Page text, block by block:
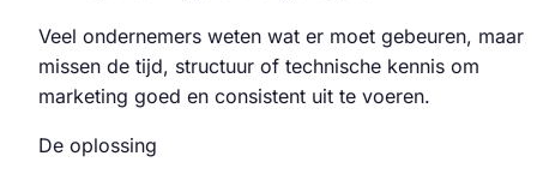
Veel ondernemers weten wat er moet gebeuren, maar
missen de tijd, structuur of technische kennis om
marketing goed en consistent uit te voeren.
De oplossing